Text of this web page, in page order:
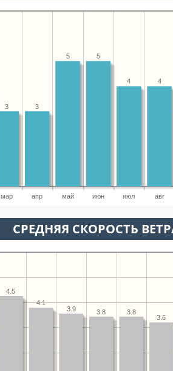
мар апр май июн июл авг
4
4
5
5
3
3
СРЕДНЯЯ СКОРОСТЬ
3.6
3.8
3.8
3.9
4.1
4.5